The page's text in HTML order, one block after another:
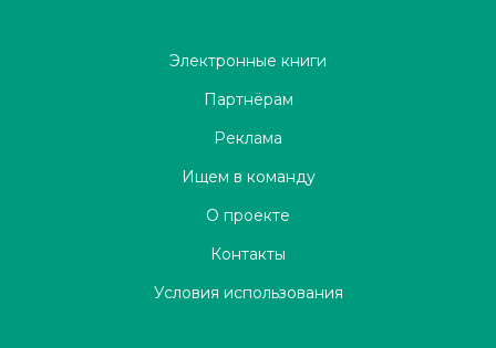
Электронные книги
Партнёрам
Реклама
Ищем в команду
О проекте
Контакты
Условия использования